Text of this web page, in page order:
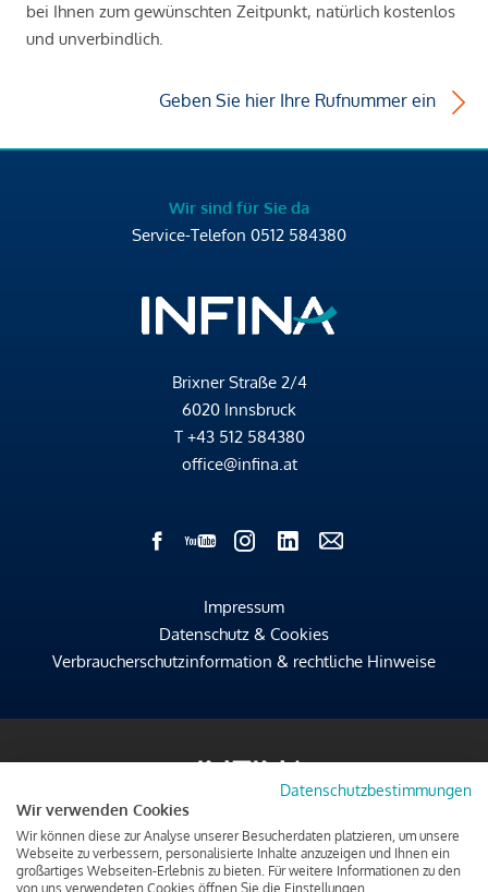
bei Ihnen zum gewünschten Zeitpunkt, natürlich kostenlos
und unverbindlich.
Geben Sie hier Ihre Rufnummer ein
Wir sind für Sie da
Service-Telefon 0512 584380
Brixner Straße 2/4
6020 Innsbruck
T +43 512 584380
office@infina.at
Impressum
Datenschutz & Cookies
Verbraucherschutzinformation & rechtliche Hinweise
Datenschutzbestimmungen
Wir verwenden Cookies
Wir können diese zur Analyse unserer Besucherdaten platzieren, um unsere
Webseite zu verbessern, personalisierte Inhalte anzuzeigen und Ihnen ein
großartiges Webseiten-Erlebnis zu bieten. Für weitere Informationen zu den
von uns verwendeten Cookies öffnen Sie die Einstellungen.